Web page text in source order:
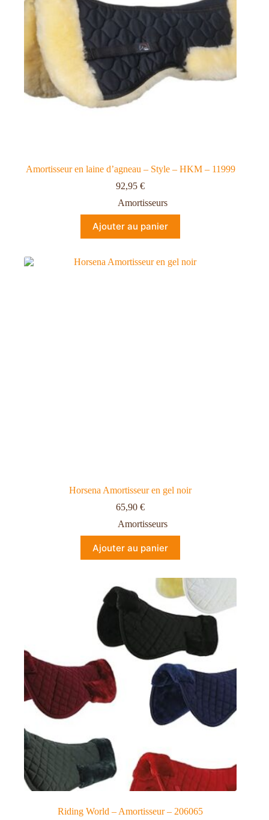
Amortisseur en laine d’agneau – Style – HKM – 11999
92,95€
Amortisseurs
Ajouter au panier
Horsena Amortisseur en gel noir
65,90€
Amortisseurs
Ajouter au panier
Riding World – Amortisseur – 206065